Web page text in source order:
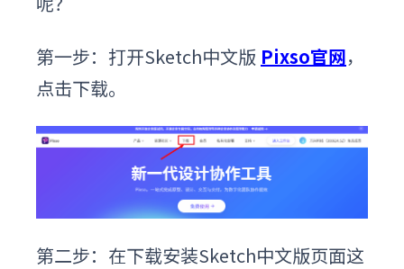
第一步：打开Sketch中文版 Pixso官网，
点击下载。
第二步：在下载安装Sketch中文版页面这